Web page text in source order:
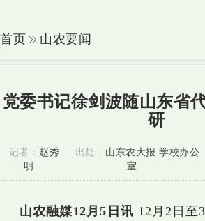
首页 山农要闻
党委书记徐剑波随山东省
研
记者： 赵秀
明
出处： 山东农大报 学校办公
室
山农融媒12月5日讯 12月2日至